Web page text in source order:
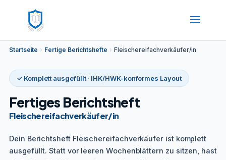
Startseite › Fertige Berichtshefte › Fleischereifachverkäufer/in
✓ Komplett ausgefüllt · IHK/HWK-konformes Layout
Fertiges Berichtsheft
Fleischereifachverkäufer/in
Dein Berichtsheft Fleischereifachverkäufer ist komplett
ausgefüllt. Statt vor leeren Wochenblättern zu sitzen, hast